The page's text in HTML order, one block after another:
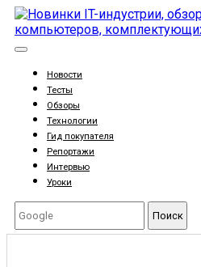
Новости
Тесты
Обзоры
Технологии
Гид покупателя
Репортажи
Интервью
Уроки
Поиск